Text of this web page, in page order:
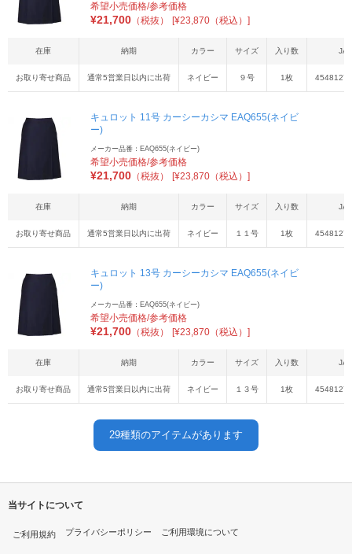
希望小売価格/参考価格
¥21,700 （税抜） [¥23,870（税込）]
在庫 納期 カラー サイズ 入り数
お取り寄せ商品 通常5営業日以内に出荷 ネイビー ９号 1枚
キュロット 11号 カーシーカシマ EAQ655(ネイビ
ー)
メーカー品番：EAQ655(ネイビー)
希望小売価格/参考価格
¥21,700 （税抜） [¥23,870（税込）]
在庫 納期 カラー サイズ 入り数
お取り寄せ商品 通常5営業日以内に出荷 ネイビー １１号 1枚
キュロット 13号 カーシーカシマ EAQ655(ネイビ
ー)
メーカー品番：EAQ655(ネイビー)
希望小売価格/参考価格
¥21,700 （税抜） [¥23,870（税込）]
在庫 納期 カラー サイズ 入り数
お取り寄せ商品 通常5営業日以内に出荷 ネイビー １３号 1枚
29種類のアイテムがあります
当サイトについて
ご利用規約 プライバシーポリシー ご利用環境について